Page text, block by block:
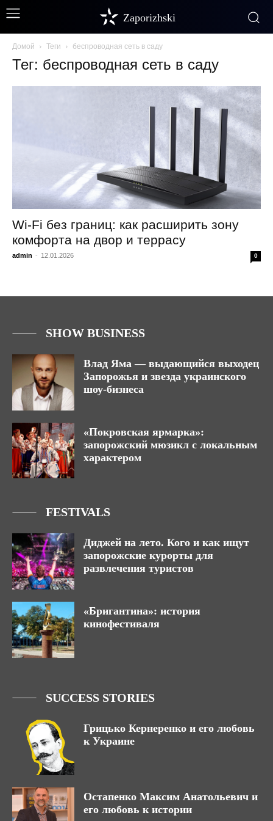
Zaporizhski
Домой Теги беспроводная сеть в саду
Тег: беспроводная сеть в саду
Wi-Fi без границ: как расширить зону
комфорта на двор и террасу
admin - 12.01.2026 0
SHOW BUSINESS
Влад Яма — выдающийся выходец
Запорожья и звезда украинского
шоу-бизнеса
«Покровская ярмарка»:
запорожский мюзикл с локальным
характером
FESTIVALS
Диджей на лето. Кого и как ищут
запорожские курорты для
развлечения туристов
«Бригантина»: история
кинофестиваля
SUCCESS STORIES
Грицько Кернеренко и его любовь
к Украине
Остапенко Максим Анатольевич и
его любовь к истории